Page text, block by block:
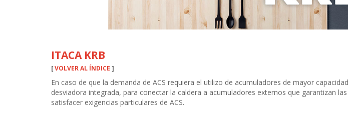
ITACA KRB
[VOLVER AL ÍNDICE ]
En caso de que la demanda de ACS requiera el utilizo de acumuladores de mayor
desviadora integrada, para conectar la caldera a acumuladores externos que garantizan
satisfacer exigencias particulares de ACS.